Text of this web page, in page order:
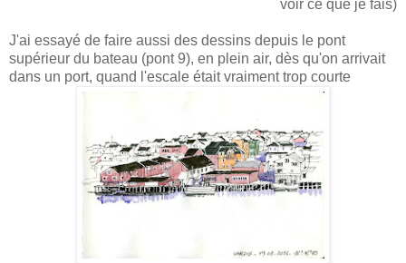
voir ce que je fais)
J'ai essayé de faire aussi des dessins depuis le pont
supérieur du bateau (pont 9), en plein air, dès qu'on arrivait
dans un port, quand l'escale était vraiment trop courte